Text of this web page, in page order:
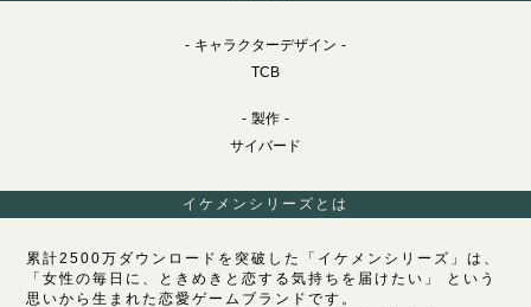
キャラクターデザイン
TCB
製作
サイバード
イケメンシリーズとは
累計2500万ダウンロードを突破した「イケメンシリーズ」は、
「女性の毎日に、ときめきと恋する気持ちを届けたい」 という
思いから生まれた恋愛ゲームブランドです。